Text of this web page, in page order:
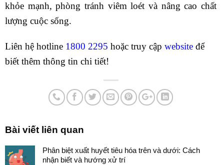
khỏe mạnh, phòng tránh viêm loét và nâng cao chất
lượng cuộc sống.
Liên hệ hotline 1800 2295 hoặc truy cập website để
biết thêm thông tin chi tiết!
Bài viết liên quan
Phân biệt xuất huyết tiêu hóa trên và dưới: Cách
nhận biết và hướng xử trí